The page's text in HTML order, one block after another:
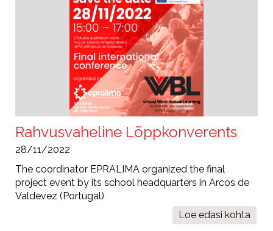
Rahvusvaheline Lõppkonverents
28/11/2022
The coordinator EPRALIMA organized the final
project event by its school headquarters in Arcos de
Valdevez (Portugal)
Loe edasi kohta